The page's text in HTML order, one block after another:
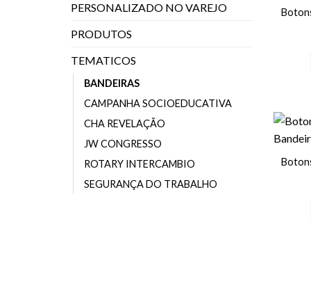
PERSONALIZADO NO VAREJO
PRODUTOS
TEMATICOS
BANDEIRAS
CAMPANHA SOCIOEDUCATIVA
CHA REVELAÇÃO
JW CONGRESSO
ROTARY INTERCAMBIO
SEGURANÇA DO TRABALHO